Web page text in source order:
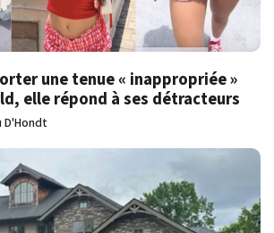
une tenue « inappropriée »
elle répond à ses détracteurs
D'Hondt